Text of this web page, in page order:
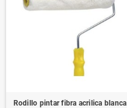
Rodillo pintar fibra acrilica blanca